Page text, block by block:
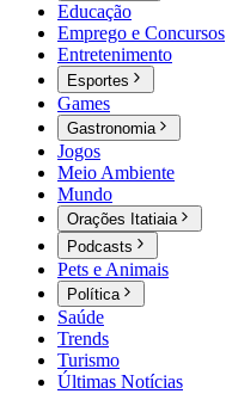
Educação
Emprego e Concursos
Entretenimento
Esportes
Games
Gastronomia
Jogos
Meio Ambiente
Mundo
Orações Itatiaia
Podcasts
Pets e Animais
Política
Saúde
Trends
Turismo
Últimas Notícias